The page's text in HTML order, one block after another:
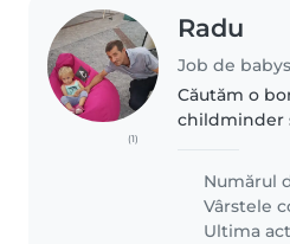
(1)
Radu
Căutăm o
childminder
copiii
prietenoși,
ar fi perfect
Numărul
Vârstele
Ultima